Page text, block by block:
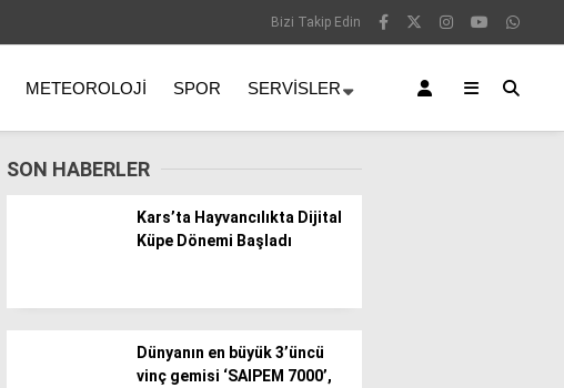
Bizi Takip Edin
METEOROLOJI SPOR SERVISLER
SON HABERLER
Kars’ta Hayvancılıkta Dijital
Küpe Dönemi Başladı
Dünyanın en büyük 3’üncü
vinç gemisi ‘SAIPEM 7000’,